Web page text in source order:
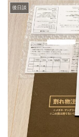
後日談